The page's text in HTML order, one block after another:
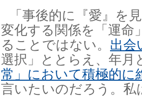
「事後的に『愛』を
変化する関係を「運命
ることではない。 出会
選択」ととらえ、年月
常」において積極的に
言いたいのだろう。私